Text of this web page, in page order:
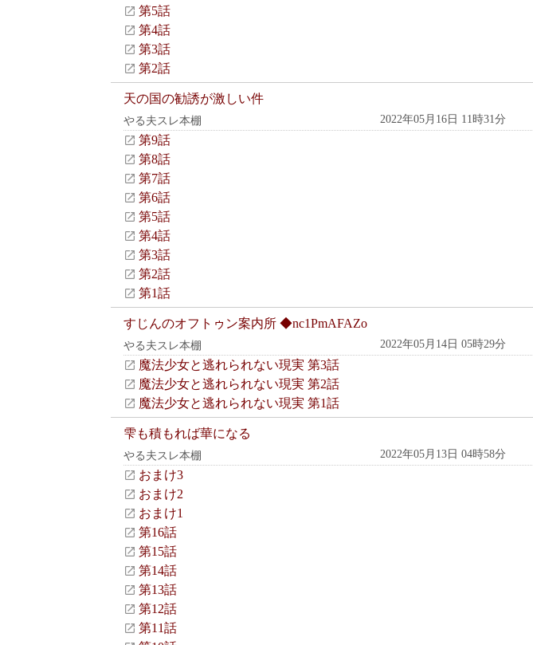
第5話
第4話
第3話
第2話
天の国の勧誘が激しい件
やる夫スレ本棚 2022年05月16日 11時31分
第9話
第8話
第7話
第6話
第5話
第4話
第3話
第2話
第1話
すじんのオフトゥン案内所 ◆nc1PmAFAZo
やる夫スレ本棚 2022年05月14日 05時29分
魔法少女と逃れられない現実 第3話
魔法少女と逃れられない現実 第2話
魔法少女と逃れられない現実 第1話
雫も積もれば華になる
やる夫スレ本棚 2022年05月13日 04時58分
おまけ3
おまけ2
おまけ1
第16話
第15話
第14話
第13話
第12話
第11話